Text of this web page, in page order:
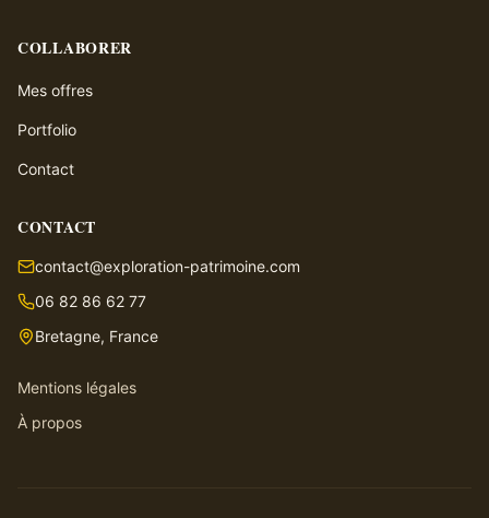
COLLABORER
Mes offres
Portfolio
Contact
CONTACT
contact@exploration-patrimoine.com
06 82 86 62 77
Bretagne, France
Mentions légales
À propos